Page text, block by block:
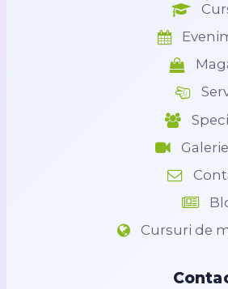
Cursuri de